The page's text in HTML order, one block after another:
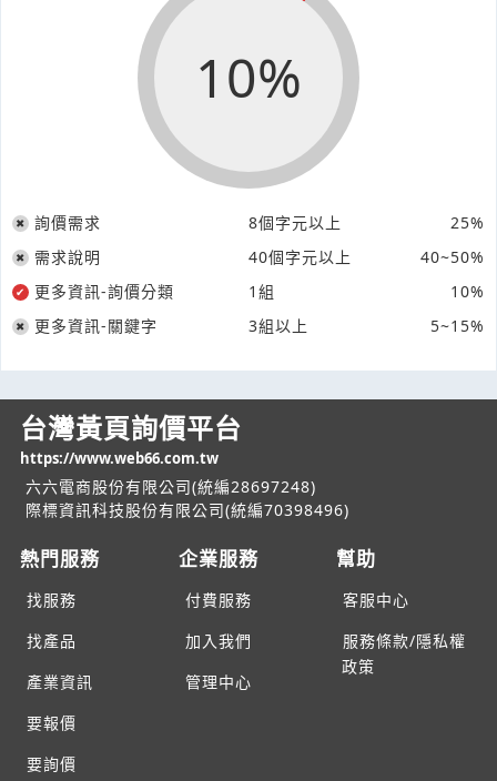
10%
詢價需求 8個字元以上
25%
需求說明
40個字元以上
40~50%
更多資訊-詢價分類
1組
10%
更多資訊-關鍵字
3組以上 5~15%
台灣黃頁詢價平台
https://www.web66.com.tw
六六電商股份有限公司(統編28697248)
際標資訊科技股份有限公司(統編70398496)
熱門服務
找服務
找產品
產業資訊
要報價
要詢價
企業服務
付費服務
加入我們
管理中心
幫助
客服中心
服務條款/隱私權
政策